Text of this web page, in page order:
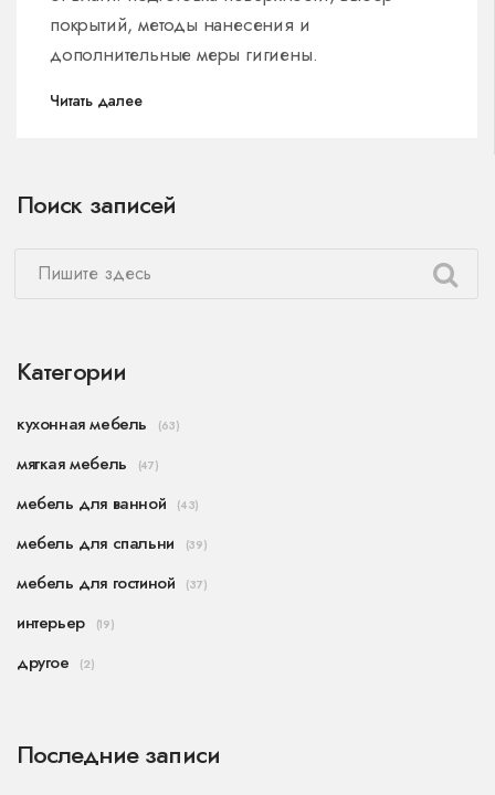
покрытий, методы нанесения и
дополнительные меры гигиены.
Читать далее
Поиск записей
Категории
кухонная мебель (63)
мягкая мебель (47)
мебель для ванной (43)
мебель для спальни (39)
мебель для гостиной (37)
интерьер (19)
другое (2)
Последние записи